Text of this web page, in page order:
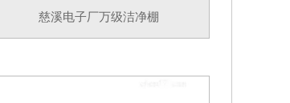
慈溪电子厂万级洁净棚